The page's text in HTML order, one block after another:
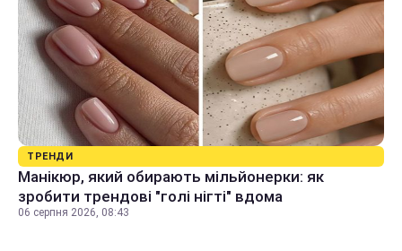
ТРЕНДИ
Манікюр, який обирають мільйонерки: як
зробити трендові "голі нігті" вдома
06 серпня 2026, 08:43